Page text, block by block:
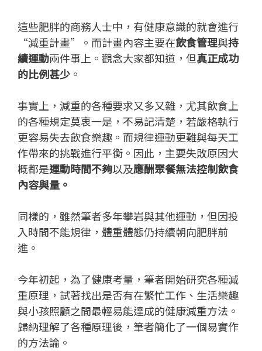
這些肥胖的商務人士中，有健康意識的就會進行
“減重計畫”。而計畫內容主要在飲食管理與持
續運動兩件事上。觀念大家都知道，但真正成功
的比例甚少 。
事實上，減重的各種要求又多又雜，尤其飲食上
的各種規定莫衷一是，不易記清楚，若嚴格執行
更容易失去飲食樂趣。而規律運動更難與每天工
作帶來的挑戰進行平衡。因此，主要失敗原因大
概都是運動時間不夠以及應酬聚餐無法控制飲食
內容與量。
同樣的，雖然筆者多年攀岩與其他運動，但因投
入時間不能規律，體重體態仍持續朝向肥胖前
進。
今年初起，為了健康考量，筆者開始研究各種減
重原理，試著找出是否有在繁忙工作、生活樂趣
與小孩照顧之間最輕易能達成的健康減重方法。
歸納理解了各種原理後，筆者簡化了一個易實作
的方法論。